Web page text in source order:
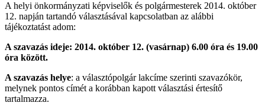
A helyi önkormányzati képviselők és polgármesterek 2014. október
12. napján tartandó választásával kapcsolatban az alábbi
tájékoztatást adom:
A szavazás ideje: 2014. október 12. (vasárnap) 6.00 óra és 19.00
óra között.
A szavazás helye: a választópolgár lakcíme szerinti szavazókör,
melynek pontos címét a korábban kapott választási értesítő
tartalmazza.